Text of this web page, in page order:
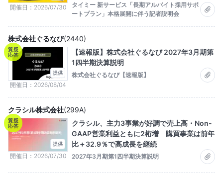
開催日 2026/07/30
タイミー 新サービス「長期アルバイト採用サポ
ートプラン」本格展開に伴う記者説明会
質疑
応答
提供
開催日 2026/08/04
株式会社ぐるなび(2440)
【速報版】株式会社ぐるなび 2027年3月期第
1四半期決算説明
株式会社ぐるなび【速報版】
質疑
応答
提供
開催日 2026/07/30
クラシル株式会社(299A)
クラシル、主力3事業が好調で売上高・Non-
GAAP営業利益ともに2桁増 購買事業は前年
比＋32.9％で高成長を継続
2027年3月期第1四半期決算説明